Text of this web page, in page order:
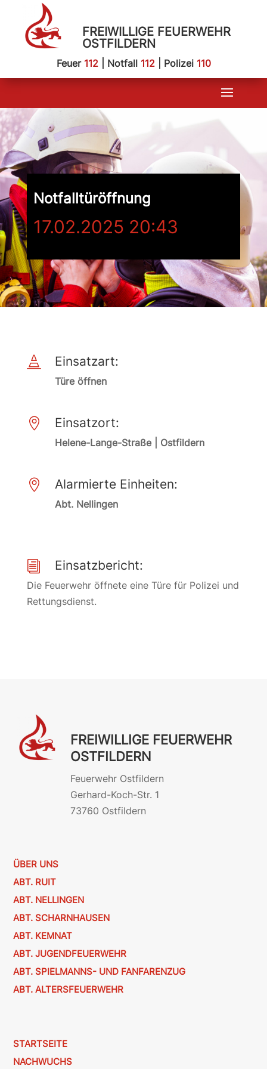
FREIWILLIGE FEUERWEHR
OSTFILDERN
Feuer 112| Notfall 112| Polizei 110
Notfalltüröffnung
17.02.2025 20:43
 Einsatzart:
Türe öffnen
 Einsatzort:
Helene-Lange-Straße | Ostfildern
 Alarmierte Einheiten:
Abt. Nellingen
i Einsatzbericht:
Die Feuerwehr öffnete eine Türe für Polizei und
Rettungsdienst.
FREIWILLIGE FEUERWEHR
OSTFILDERN
Feuerwehr Ostfildern
Gerhard-Koch-Str. 1
73760 Ostfildern
ÜBER UNS
ABT. RUIT
ABT. NELLINGEN
ABT. SCHARNHAUSEN
ABT. KEMNAT
ABT. JUGENDFEUERWEHR
ABT. SPIELMANNS- UND FANFARENZUG
ABT. ALTERSFEUERWEHR
STARTSEITE
NACHWUCHS